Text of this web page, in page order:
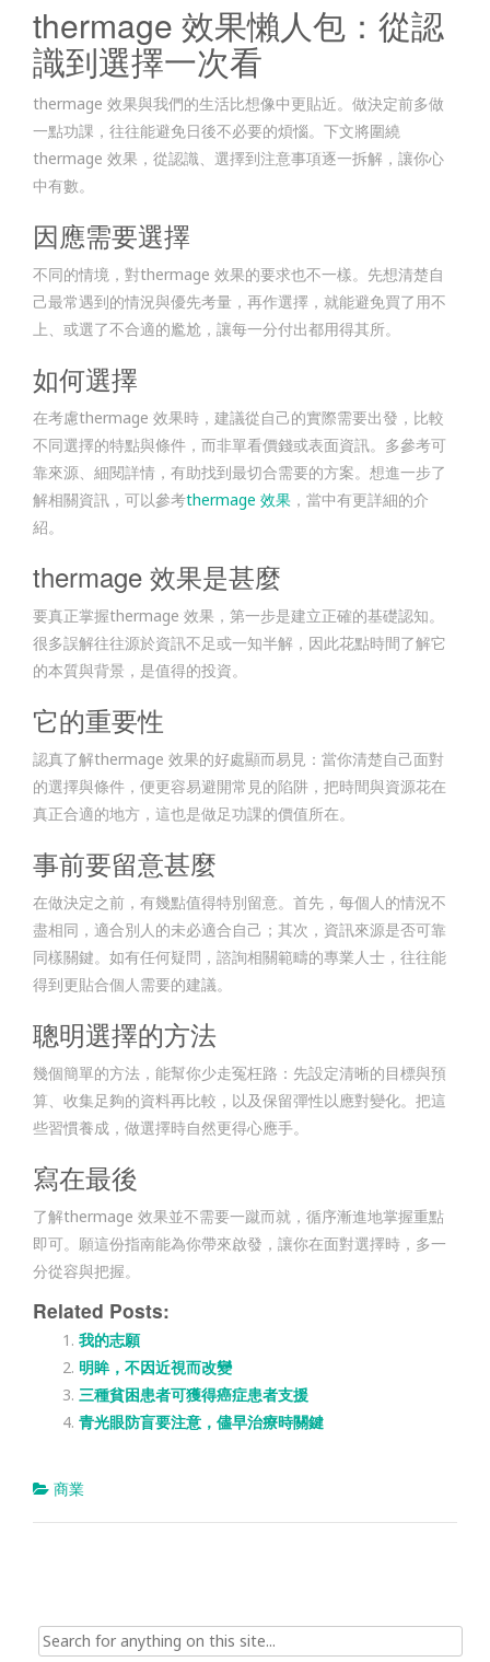
thermage 效果懶人包：從認
識到選擇一次看
thermage 效果與我們的生活比想像中更貼近。做決定前多做
一點功課，往往能避免日後不必要的煩惱。下文將圍繞
thermage 效果，從認識、選擇到注意事項逐一拆解，讓你心
中有數。
因應需要選擇
不同的情境，對thermage 效果的要求也不一樣。先想清楚自
己最常遇到的情況與優先考量，再作選擇，就能避免買了用不
上、或選了不合適的尷尬，讓每一分付出都用得其所。
如何選擇
在考慮thermage 效果時，建議從自己的實際需要出發，比較
不同選擇的特點與條件，而非單看價錢或表面資訊。多參考可
靠來源、細閱詳情，有助找到最切合需要的方案。想進一步了
解相關資訊，可以參考thermage 效果 ，當中有更詳細的介
紹。
thermage 效果是甚麼
要真正掌握thermage 效果，第一步是建立正確的基礎認知。
很多誤解往往源於資訊不足或一知半解，因此花點時間了解它
的本質與背景，是值得的投資。
它的重要性
認真了解thermage 效果的好處顯而易見：當你清楚自己面對
的選擇與條件，便更容易避開常見的陷阱，把時間與資源花在
真正合適的地方，這也是做足功課的價值所在。
事前要留意甚麼
在做決定之前，有幾點值得特別留意。首先，每個人的情況不
盡相同，適合別人的未必適合自己；其次，資訊來源是否可靠
同樣關鍵。如有任何疑問，諮詢相關範疇的專業人士，往往能
得到更貼合個人需要的建議。
聰明選擇的方法
幾個簡單的方法，能幫你少走冤枉路：先設定清晰的目標與預
算、收集足夠的資料再比較，以及保留彈性以應對變化。把這
些習慣養成，做選擇時自然更得心應手。
寫在最後
了解thermage 效果並不需要一蹴而就，循序漸進地掌握重點
即可。願這份指南能為你帶來啟發，讓你在面對選擇時，多一
分從容與把握。
Related Posts:
我的志願
明眸，不因近視而改變
三種貧困患者可獲得癌症患者支援
青光眼防盲要注意，儘早治療時關鍵
商業
Search
for: